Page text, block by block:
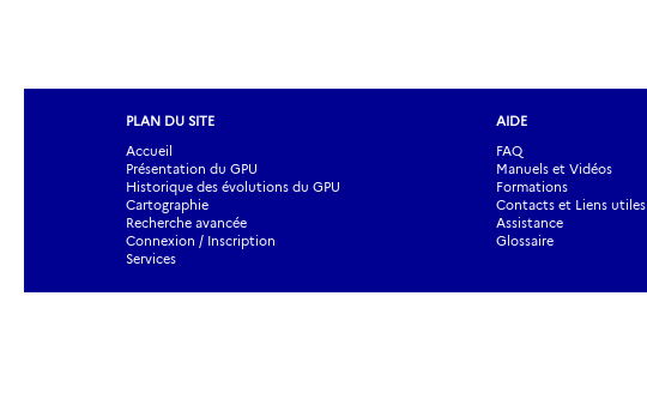
PLAN DU SITE
Accueil
Présentation du GPU
Historique des évolutions du GPU
Cartographie
Recherche avancée
Connexion / Inscription
Services
AIDE
FAQ
Manuels et Vidéos
Formations
Contacts et Liens utiles
Assistance
Glossaire